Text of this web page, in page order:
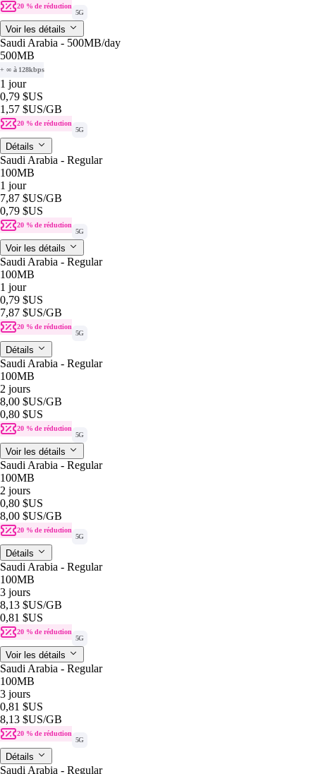
20 % de réduction
5G
Voir les détails
Saudi Arabia - 500MB/day
500MB
+ ∞ à 128kbps
1 jour
0,79 $US
1,57 $US/GB
20 % de réduction
5G
Détails
Saudi Arabia - Regular
100MB
1 jour
7,87 $US/GB
0,79 $US
20 % de réduction
5G
Voir les détails
Saudi Arabia - Regular
100MB
1 jour
0,79 $US
7,87 $US/GB
20 % de réduction
5G
Détails
Saudi Arabia - Regular
100MB
2 jours
8,00 $US/GB
0,80 $US
20 % de réduction
5G
Voir les détails
Saudi Arabia - Regular
100MB
2 jours
0,80 $US
8,00 $US/GB
20 % de réduction
5G
Détails
Saudi Arabia - Regular
100MB
3 jours
8,13 $US/GB
0,81 $US
20 % de réduction
5G
Voir les détails
Saudi Arabia - Regular
100MB
3 jours
0,81 $US
8,13 $US/GB
20 % de réduction
5G
Détails
Saudi Arabia - Regular